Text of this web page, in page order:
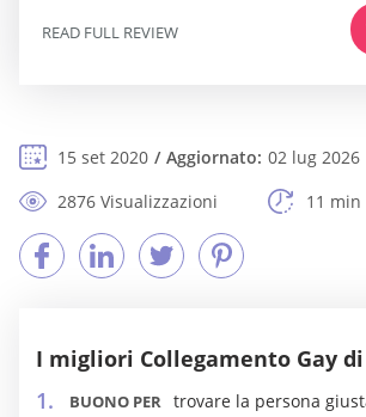
READ FULL REVIEW
15 set 2020 Aggiornato: 02 lug 2026
2876 Visualizzazioni
11
I migliori Collegamento Gay
BUONO PER trovare la persona